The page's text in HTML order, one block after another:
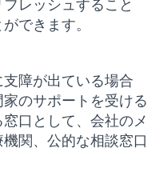
レッシュすること
できます。
障が出ている場合
のサポートを受ける
口として、会社のメ
関、公的な相談窓口